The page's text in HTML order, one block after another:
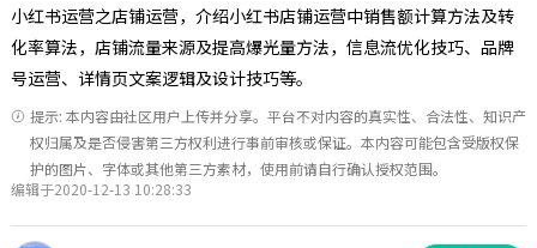
小红书运营之店铺运营，介绍小红书店铺运营中销售额计算方法及转
化率算法，店铺流量来源及提高爆光量方法，信息流优化技巧、品牌
号运营、详情页文案逻辑及设计技巧等。
提示: 本内容由社区用户上传并分享。平台不对内容的真实性、合法性、知识产
权归属及是否侵害第三方权利进行事前审核或保证。本内容可能包含受版权保
护的图片、字体或其他第三方素材，使用前请自行确认授权范围。
编辑于2020-12-13 10:28:33